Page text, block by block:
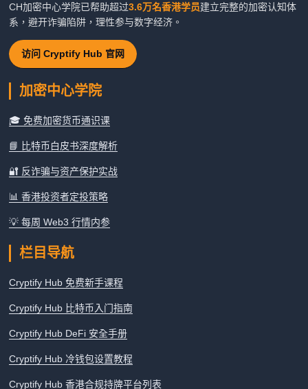
CH加密中心学院已帮助超过3.6万名香港学员建立完整的加密认知体
系，避开诈骗陷阱，理性参与数字经济。
访问 Cryptify Hub 官网
加密中心学院
🎓 免费加密货币通识课
📘 比特币白皮书深度解析
🔐 反诈骗与资产保护实战
📊 香港投资者定投策略
💡 每周 Web3 行情内参
栏目导航
Cryptify Hub 免费新手课程
Cryptify Hub 比特币入门指南
Cryptify Hub DeFi 安全手册
Cryptify Hub 冷钱包设置教程
Cryptify Hub 香港合规持牌平台列表